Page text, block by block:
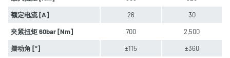
额定电流 [A] 26 30
夹紧扭矩 60bar [Nm] 700 2,500
摆动角 [°] ±115 ±360